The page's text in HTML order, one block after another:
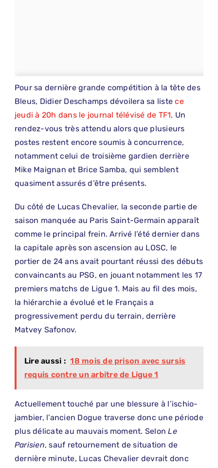
Pour sa dernière grande compétition à la tête des
Bleus, Didier Deschamps dévoilera sa listece
jeudi à 20h dans le journal télévisé de TF1. Un
rendez-vous très attendu alors que plusieurs
postes restent encore soumis à concurrence,
notamment celui de troisième gardien derrière
Mike Maignan et Brice Samba, qui semblent
quasiment assurés d’être présents.
Du côté de Lucas Chevalier, la seconde partie de
saison manquée au Paris Saint-Germain apparaît
comme le principal frein. Arrivé l’été dernier dans
la capitale après son ascension au LOSC, le
portier de 24 ans avait pourtant réussi des débuts
convaincants au PSG, en jouant notamment les 17
premiers matchs de Ligue 1. Mais au fil des mois,
la hiérarchie a évolué et le Français a
progressivement perdu du terrain, derrière
Matvey Safonov.
Lire aussi : 18 mois de prison avec sursis
requis contre un arbitre de Ligue 1
Actuellement touché par une blessure à l’ischio-
jambier, l’ancien Dogue traverse donc une période
plus délicate au mauvais moment. SelonLe
Parisien, sauf retournement de situation de
dernière minute, Lucas Chevalier devrait donc